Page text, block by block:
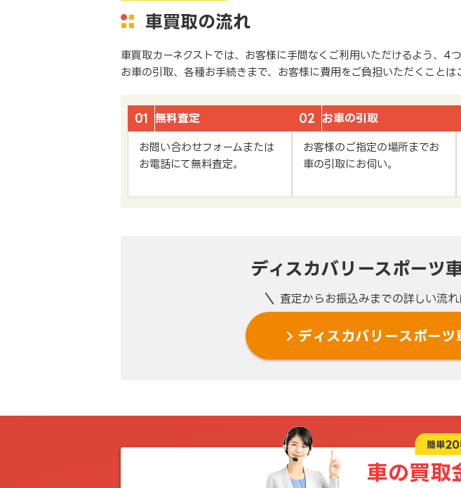
車買取の流れ
車買取カーネクストでは、お客様に手間なくご利用いただけるよう、4
お車の引取、各種お手続きまで、お客様に費用をご負担いただくことは
01 無料査定
お問い合わせフォームまたは
お電話にて無料査定。
02 お車の引取
お客様のご指定の場所までお
車の引取にお伺い。
ディスカバリースポーツ
査定からお振込みまでの詳しい流れ
ディスカバリースポー
簡単20
車の買取